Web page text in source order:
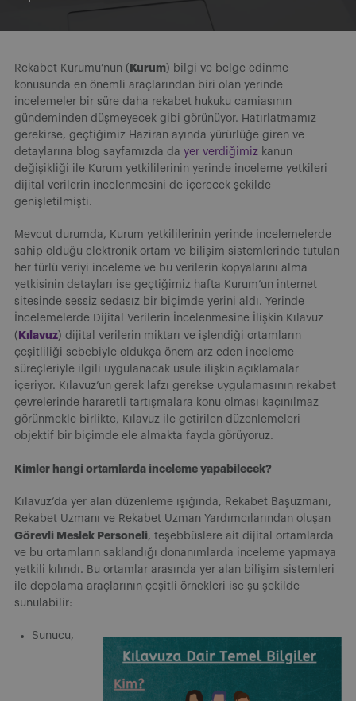
Rekabet Kurumu’nun (Kurum) bilgi ve belge edinme
konusunda en önemli araçlarından biri olan yerinde
incelemeler bir süre daha rekabet hukuku camiasının
gündeminden düşmeyecek gibi görünüyor. Hatırlatmamız
gerekirse, geçtiğimiz Haziran ayında yürürlüğe giren ve
detaylarına blog sayfamızda da yer verdiğimiz kanun
değişikliği ile Kurum yetkililerinin yerinde inceleme yetkileri
dijital verilerin incelenmesini de içerecek şekilde
genişletilmişti.
Mevcut durumda, Kurum yetkililerinin yerinde incelemelerde
sahip olduğu elektronik ortam ve bilişim sistemlerinde tutulan
her türlü veriyi inceleme ve bu verilerin kopyalarını alma
yetkisinin detayları ise geçtiğimiz hafta Kurum’un internet
sitesinde sessiz sedasız bir biçimde yerini aldı. Yerinde
İncelemelerde Dijital Verilerin İncelenmesine İlişkin Kılavuz
(Kılavuz) dijital verilerin miktarı ve işlendiği ortamların
çeşitliliği sebebiyle oldukça önem arz eden inceleme
süreçleriyle ilgili uygulanacak usule ilişkin açıklamalar
içeriyor. Kılavuz’un gerek lafzı gerekse uygulamasının rekabet
çevrelerinde hararetli tartışmalara konu olması kaçınılmaz
görünmekle birlikte, Kılavuz ile getirilen düzenlemeleri
objektif bir biçimde ele almakta fayda görüyoruz.
Kimler hangi ortamlarda inceleme yapabilecek?
Kılavuz’da yer alan düzenleme ışığında, Rekabet Başuzmanı,
Rekabet Uzmanı ve Rekabet Uzman Yardımcılarından oluşan
Görevli Meslek Personeli, teşebbüslere ait dijital ortamlarda
ve bu ortamların saklandığı donanımlarda inceleme yapmaya
yetkili kılındı. Bu ortamlar arasında yer alan bilişim sistemleri
ile depolama araçlarının çeşitli örnekleri ise şu şekilde
sunulabilir:
Sunucu,